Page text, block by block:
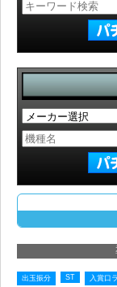
出玉振分 ST 入賞口